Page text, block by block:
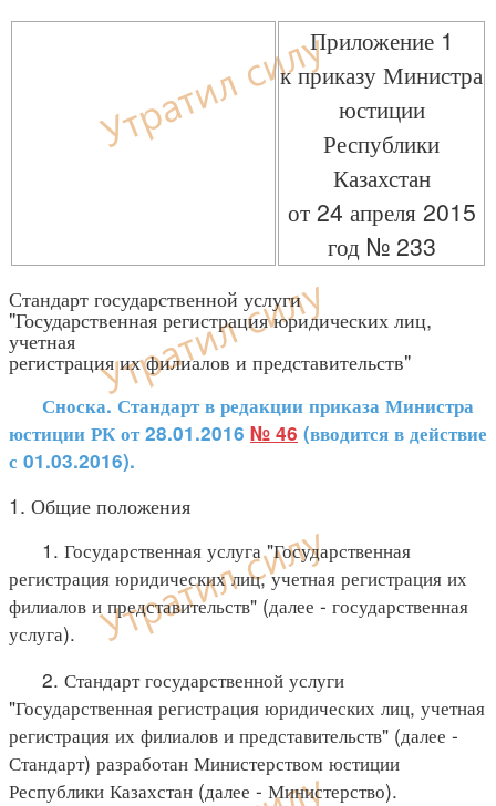
Приложение 1
к приказу Министра
юстиции
Республики
Казахстан
от 24 апреля 2015
год № 233
Стандарт государственной услуги
"Государственная регистрация юридических лиц,
учетная
регистрация их филиалов и представительств"
Сноска. Стандарт в редакции приказа Министра
юстиции РК от 28.01.2016 № 46 (вводится в действие
с 01.03.2016).
1. Общие положения
1. Государственная услуга "Государственная
регистрация юридических лиц, учетная регистрация их
филиалов и представительств" (далее - государственная
услуга).
2. Стандарт государственной услуги
"Государственная регистрация юридических лиц, учетная
регистрация их филиалов и представительств" (далее -
Стандарт) разработан Министерством юстиции
Республики Казахстан (далее - Министерство).